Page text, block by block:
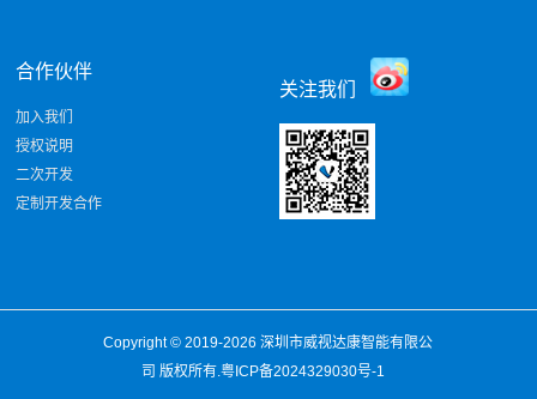
合作伙伴
加入我们
授权说明
二次开发
定制开发合作
关注我们
Copyright © 2019-2026深圳市威视达康智能有限公
司 版权所有. 粤ICP备2024329030号-1